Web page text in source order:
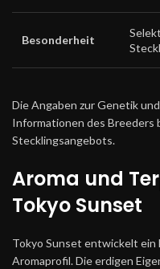
Besonderheit
Die Angaben zur Genetik
Informationen des Breeders
Stecklingsangebots.
Aroma und
Tokyo Sunset
Tokyo Sunset entwickelt
Aromaprofil. Die erdigen